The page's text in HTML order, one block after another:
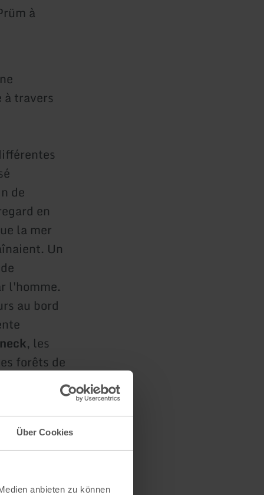
Über Cookies
anbieten zu können
à
travers
de
en
la mer
Un
l'homme.
au bord
, les
forêts de
Saint-
esprit